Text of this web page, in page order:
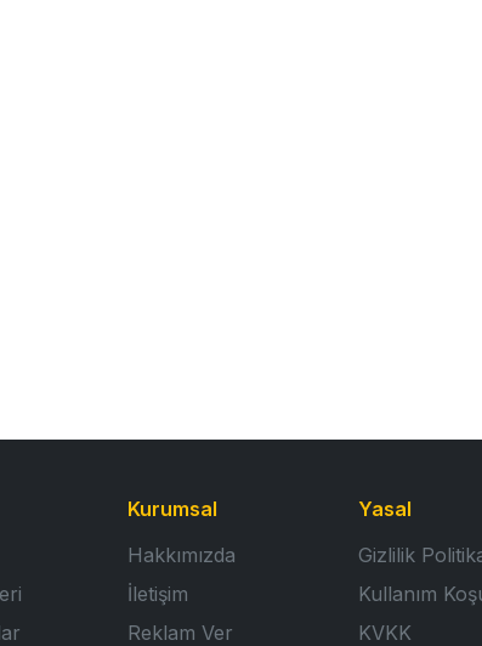
Kurumsal
Hakkımızda
İletişim
Reklam Ver
Yasal
Gizlilik
Kullanım
KVKK